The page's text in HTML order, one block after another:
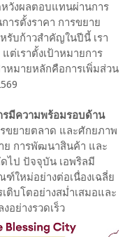
หวังผลตอบแทนผ่านการ
ารตั้งราคา การขยาย
บก้าวสำคัญในปีนี้ เรา
ต่เราตั้งเป้าหมายการ
หมายหลักคือการเพิ่มส่วน
รมีความพร้อมรอบด้าน
ขยายตลาด และศักยภาพ
ย การพัฒนาสินค้า และ
ไป ปัจจุบัน เอพริลมี
ใหม่อย่างต่อเนื่องเฉลี่ย
ติบโตอย่างสม่ำเสมอและ
อย่างรวดเร็ว